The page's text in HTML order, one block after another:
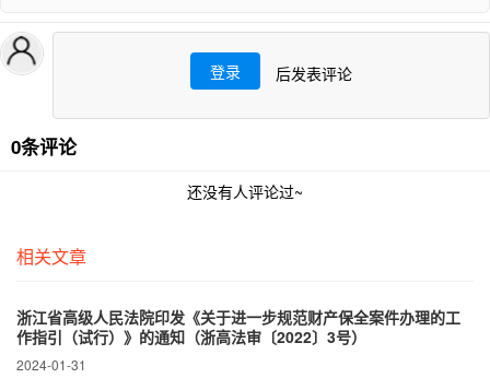
登录 后发表评论
0条评论
还没有人评论过~
相关文章
浙江省高级人民法院印发《关于进一步规范财产保全案件办理的工
作指引（试行）》的通知（浙高法审〔2022〕3号）
2024-01-31